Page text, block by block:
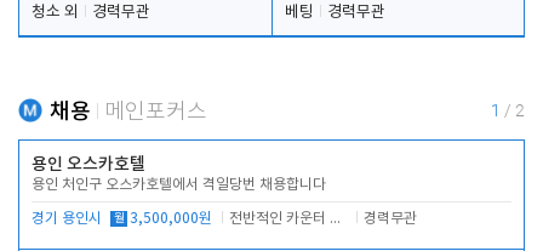
청소 외
경력무관
베팅
경력무관
채용 메인포커스 1 / 2
용인 오스카호텔
용인 처인구 오스카호텔에서 격일당번 채용합니다
경기 용인시 월 3,500,000원 전반적인 카운터 업무 경력무관